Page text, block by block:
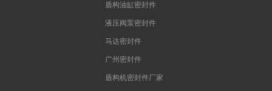
盾构油缸密封件
液压阀泵密封件
马达密封件
广州密封件
盾构机密封件厂家